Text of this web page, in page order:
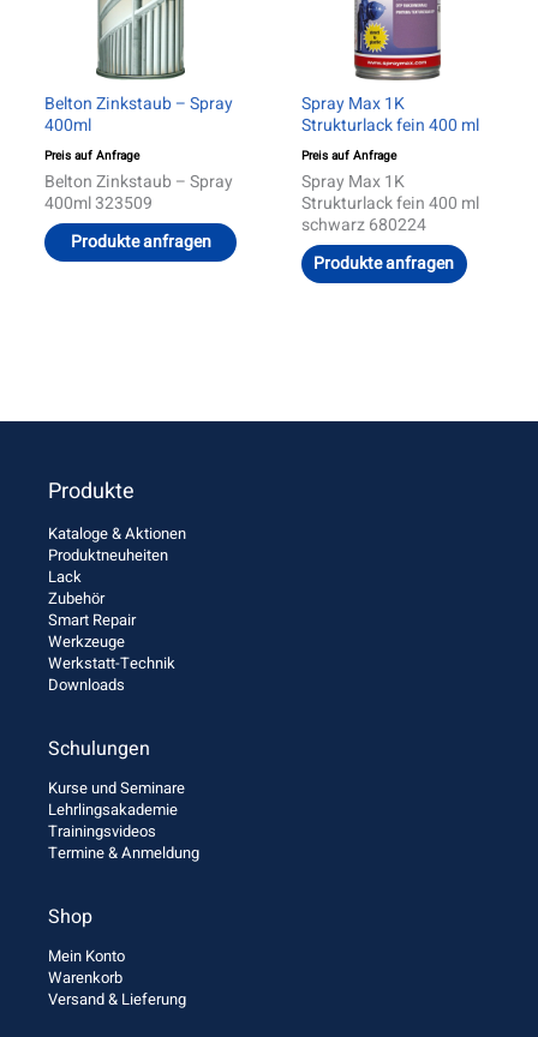
Belton Zinkstaub – Spray
400ml
Preis auf Anfrage
Belton Zinkstaub – Spray
400ml 323509
Produkte anfragen
Spray Max 1K
Strukturlack fein 400 ml
Preis auf Anfrage
Spray Max 1K
Strukturlack fein 400 ml
schwarz 680224
Produkte anfragen
Produkte
Kataloge & Aktionen
Produktneuheiten
Lack
Zubehör
Smart Repair
Werkzeuge
Werkstatt-Technik
Downloads
Schulungen
Kurse und Seminare
Lehrlingsakademie
Trainingsvideos
Termine & Anmeldung
Shop
Mein Konto
Warenkorb
Versand & Lieferung